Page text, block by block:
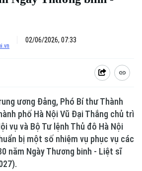
02/06/2026, 07:33
ương Đảng, Phó Bí thư Thành
phố Hà Nội Vũ Đại Thắng chủ trì
vụ và Bộ Tư lệnh Thủ đô Hà Nội
bị một số nhiệm vụ phục vụ các
năm Ngày Thương binh - Liệt sĩ